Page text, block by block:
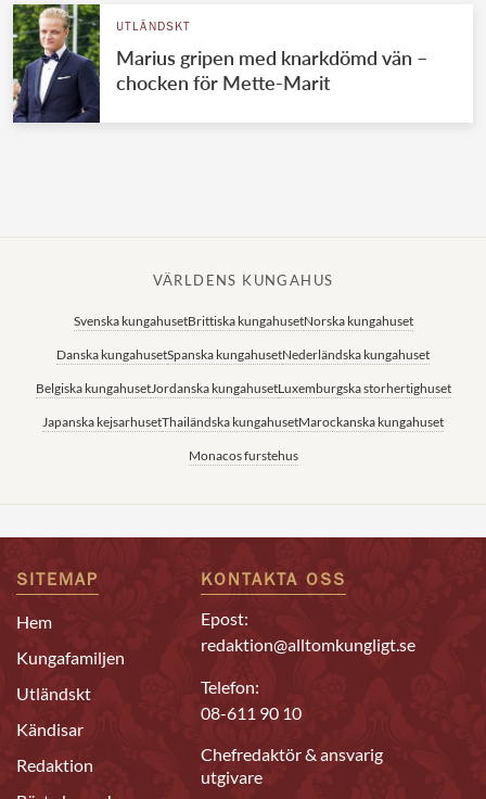
Jordanska kungahuset
Luxemburgska storhertighuset
Japanska kejsarhuset
UTLÄNDSKT
Marius gripen med knarkdömd vän –
chocken för Mette-Marit
VÄRLDENS KUNGAHUS
Svenska kungahusetBrittiska kungahusetNorska kungahuset
Danska kungahusetSpanska kungahusetNederländska kungahuset
Belgiska kungahusetJordanska kungahusetLuxemburgska storhertighuset
Japanska kejsarhusetThailändska kungahusetMarockanska kungahuset
Monacos furstehus
SITEMAP
Hem
Kungafamiljen
Utländskt
Kändisar
Redaktion
KONTAKTA OSS
Epost:
redaktion@alltomkungligt.se
Telefon:
08-611 90 10
Chefredaktör & ansvarig
utgivare